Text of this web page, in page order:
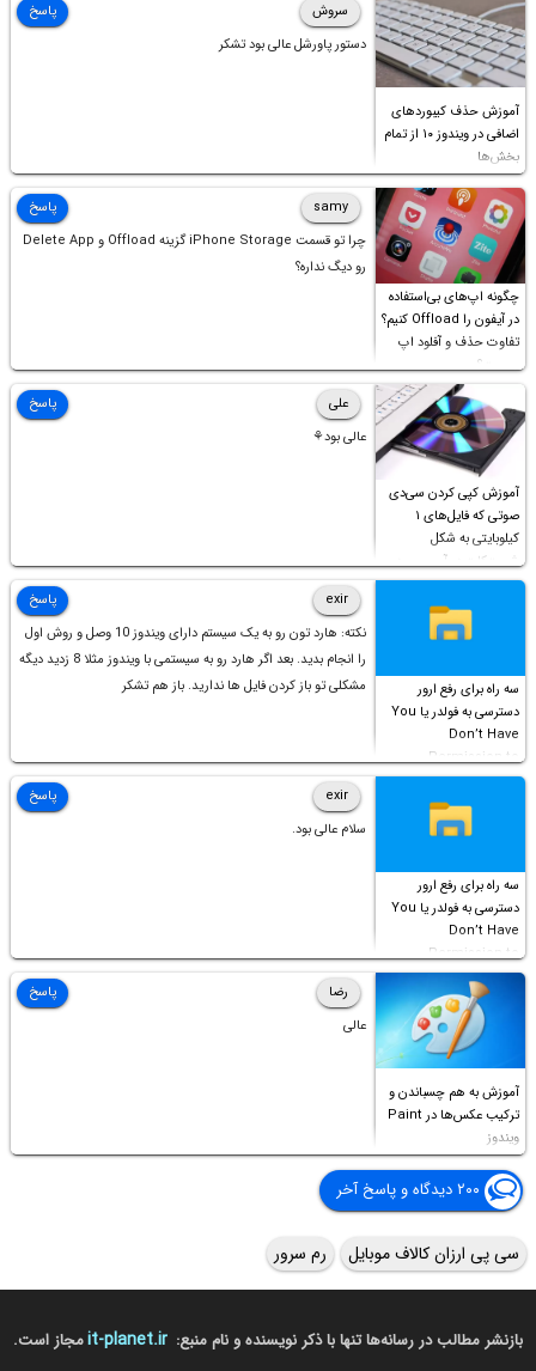
آموزش حذف کیبوردهای
اضافی در ویندوز ۱۰ از تمام
بخش‌ها
سروش
دستور پاورشل عالی بود تشکر
پاسخ
چگونه اپ‌های بی‌استفاده
در آیفون را Offload کنیم؟
تفاوت حذف و آفلود اپ
چیست؟
samy
چرا تو قسمت iPhone Storage گزینه Offload و Delete App
رو دیگ نداره؟
پاسخ
آموزش کپی کردن سی‌دی
صوتی که فایل‌های ۱
کیلوبایتی به شکل
شورت‌کات در آن موجود
است!
علی
عالی بود⚘
پاسخ
سه راه برای رفع ارور
دسترسی به فولدر یا You
Don’t Have
Permission to
Access this folder
exir
نکته: هارد تون رو به یک سیستم دارای ویندوز 10 وصل و روش اول
را انجام بدید. بعد اگر هارد رو به سیستمی با ویندوز مثلا 8 زدید دیگه
مشکلی تو باز کردن فایل ها ندارید. باز هم تشکر
پاسخ
سه راه برای رفع ارور
دسترسی به فولدر یا You
Don’t Have
Permission to
Access this folder
exir
سلام عالی بود.
پاسخ
آموزش به هم چسباندن و
ترکیب عکس‌ها در Paint
ویندوز
رضا
عالی
پاسخ
۲۰۰ دیدگاه و پاسخ آخر
سی پی ارزان کالاف موبایل رم سرور
بازنشر مطالب در رسانه‌ها تنها با ذکر نویسنده و نام منبع: it-planet.irمجاز است.